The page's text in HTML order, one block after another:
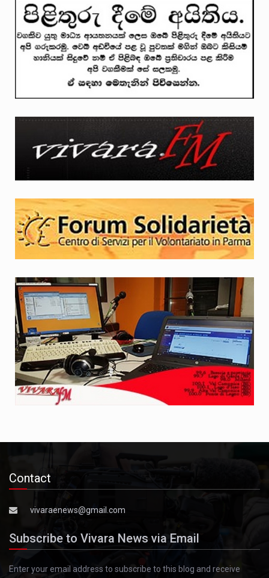
Contact
vivaraenews@gmail.com
Subscribe to Vivara News via Email
Enter your email address to subscribe to this blog and receive